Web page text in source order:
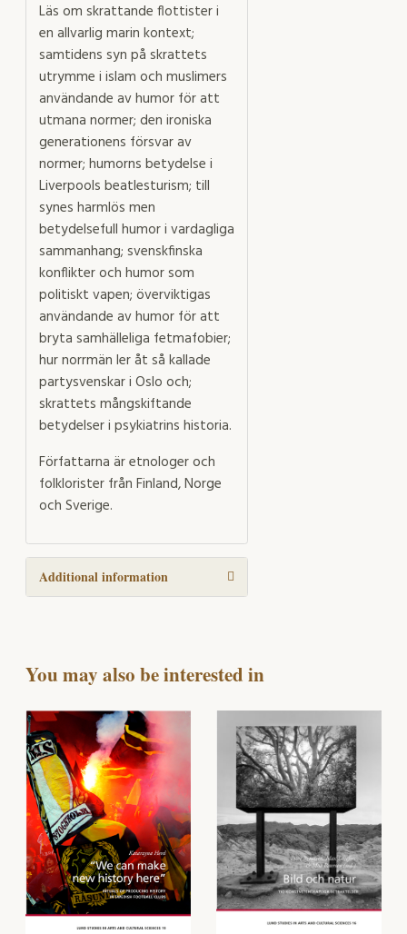
Läs om skrattande flottister i
en allvarlig marin kontext;
samtidens syn på skrattets
utrymme i islam och muslimers
användande av humor för att
utmana normer; den ironiska
generationens försvar av
normer; humorns betydelse i
Liverpools beatlesturism; till
synes harmlös men
betydelsefull humor i vardagliga
sammanhang; svensk­finska
konflikter och humor som
politiskt vapen; överviktigas
användande av humor för att
bryta samhälleliga fetmafobier;
hur norrmän ler åt så kallade
partysvenskar i Oslo och;
skrattets mångskiftande
betydelser i psykiatrins historia.
Författarna är etnologer och
folklorister från Finland, Norge
och Sverige.
Additional information
You may also be interested in